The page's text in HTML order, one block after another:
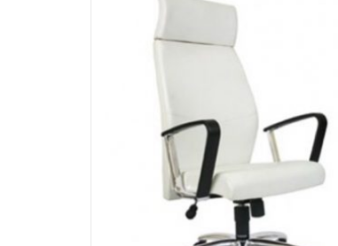
Kursi Bar DONATI DO
*Harga Hubungi CS
Ready Stock